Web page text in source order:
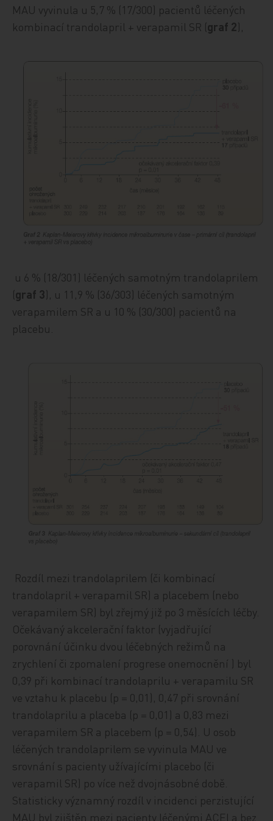
MAU vyvinula u 5,7 % (17/300) pacientů léčených
kombinací trandolapril + verapamil SR (graf 2),
u 6 % (18/301) léčených samotným trandolaprilem
(graf 3), u 11,9 % (36/303) léčených samotným
verapamilem SR a u 10 % (30/300) pacientů na
placebu.
Rozdíl mezi trandolaprilem (či kombinací
trandolapril + verapamil SR) a placebem (nebo
verapamilem SR) byl zřejmý již po 3 měsících léčby.
Očekávaný akcelerační faktor (vyjadřující
porovnání účinku dvou léčebných režimů na
zrychlení či zpomalení progrese onemocnění ) byl
0,39 při kombinací trandolaprilu + verapamilu SR
ve vztahu k placebu (p = 0,01), 0,47 při srovnání
trandolaprilu a placeba (p = 0,01) a 0,83 mezi
verapamilem SR a placebem (p = 0,54). U osob
léčených trandolaprilem se vyvinula MAU ve
srovnání s pacienty užívajícími placebo (či
verapamil SR) po více než dvojnásobné době.
Statisticky významný rozdíl v incidenci perzistující
MAU byl zjištěn mezi pacienty léčenými ACEI a bez